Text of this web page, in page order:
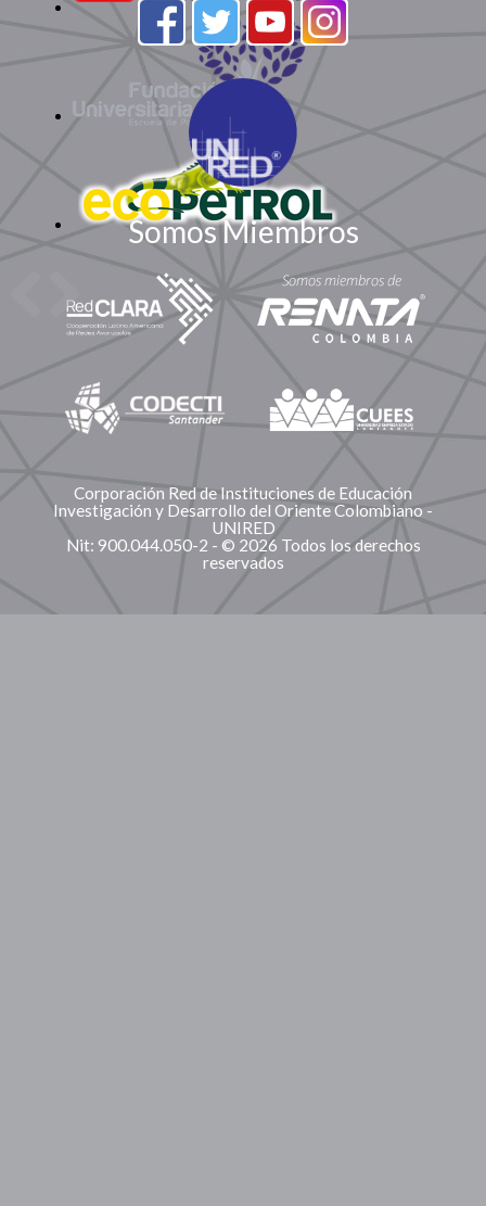
Somos Miembros
Corporación Red de Instituciones de Educación
Investigación y Desarrollo del Oriente Colombiano -
UNIRED
Nit: 900.044.050-2 - © 2026 Todos los derechos
reservados